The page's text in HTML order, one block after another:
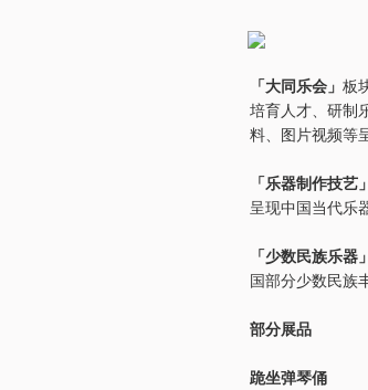
「大同乐会」 板
培育人才、研制
料、图片视频等
「乐器制作技艺」
呈现中国当代乐
「少数民族乐器」
国部分少数民族
部分展品
跪坐弹琴俑